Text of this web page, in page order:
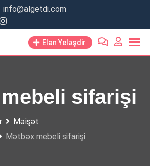
info@algetdi.com
Elan Yeləşdir
sifarişi
Məişət
Mətbəx mebeli sifarişi